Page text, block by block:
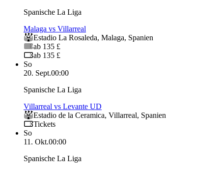
Spanische La Liga
Malaga vs Villarreal
Estadio La Rosaleda, Malaga, Spanien
ab 135 £
ab 135 £
So
20. Sept.00:00
Spanische La Liga
Villarreal vs Levante UD
Estadio de la Ceramica, Villarreal, Spanien
Tickets
So
11. Okt.00:00
Spanische La Liga